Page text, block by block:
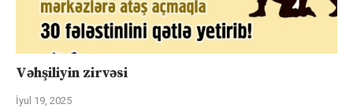
Vəhşiliyin zirvəsi
İyul 19, 2025